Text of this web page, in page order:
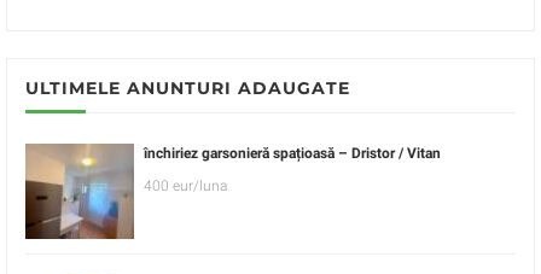
ULTIMELE ANUNTURI ADAUGATE
închiriez garsonieră spațioasă – Dristor / Vitan
400 eur/luna